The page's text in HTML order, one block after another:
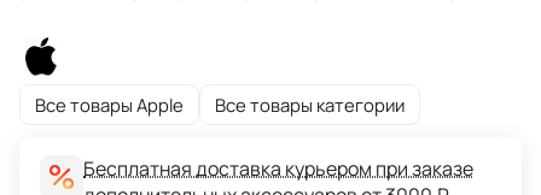
Все товары Apple Все товары категории
Бесплатная доставка курьером при заказе